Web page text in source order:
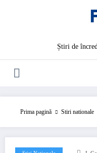
Știri de
Prima pagină Stiri nationale